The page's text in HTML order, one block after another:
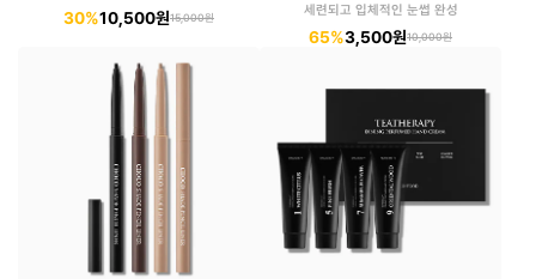
30%10,500원15,000원 세련되고 입체적인 눈썹 완성
65%3,500원10,000원